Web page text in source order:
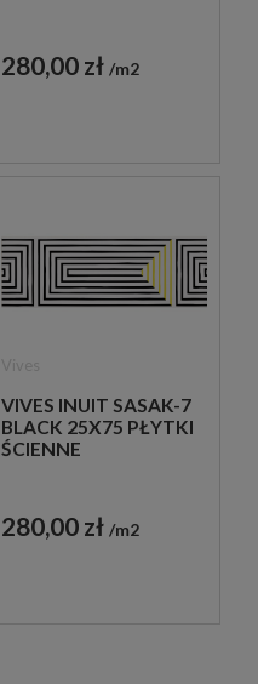
280,00 zł m2
VIVES INUIT SASAK-7
BLACK 25X75 PŁYTKI
ŚCIENNE
280,00 zł m2